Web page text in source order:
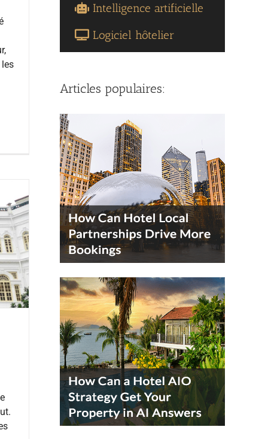
Intelligence artificielle
Logiciel hôtelier
Articles populaires: